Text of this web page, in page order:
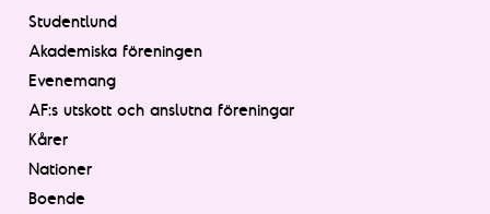
Studentlund
Akademiska föreningen
Evenemang
AF:s utskott och anslutna föreningar
Kårer
Nationer
Boende